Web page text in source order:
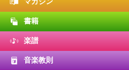
書籍
楽譜
音楽教則